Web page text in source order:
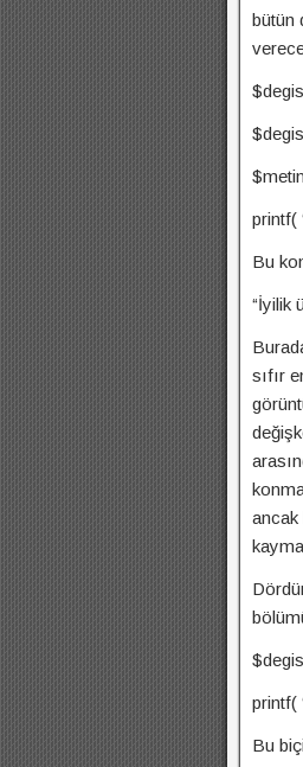
bütün
printf(
Bu
sıfır
ancak
printf(
Bu